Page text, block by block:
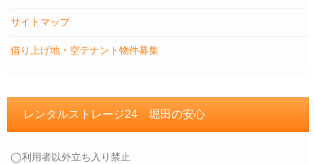
サイトマップ
借り上げ地・空テナント物件募集
レンタルストレージ24 堀田の安心
◯利用者以外立ち入り禁止